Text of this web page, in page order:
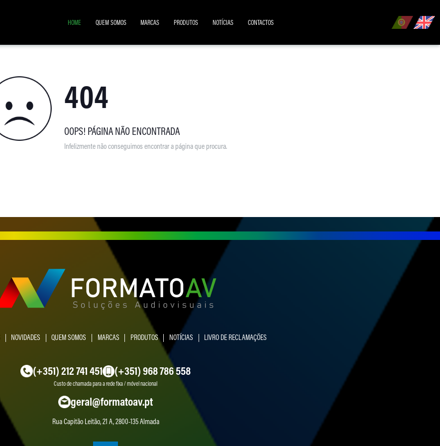
HOME QUEM SOMOS MARCAS PRODUTOS NOTÍCIAS CONTACTOS
404
OOPS! PÁGINA NÃO ENCONTRADA
Infelizmente não conseguimos encontrar a página que procura.
NOVIDADES QUEM SOMOS MARCAS PRODUTOS NOTÍCIAS LIVRO DE RECLAMAÇÕES
(+351) 212 741 451 (+351) 968 786 558
Custo de chamada para a rede fixa / móvel nacional
geral@formatoav.pt
Rua Capitão Leitão, 21 A, 2800-135 Almada